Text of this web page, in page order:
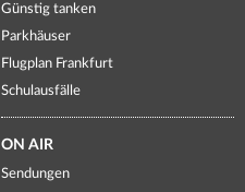
Günstig tanken
Parkhäuser
Flugplan Frankfurt
Schulausfälle
ON AIR
Sendungen